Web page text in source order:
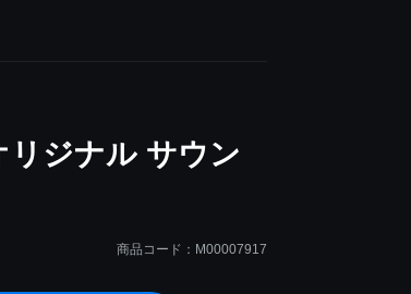
リジナル サウン
商品コード：M00007917